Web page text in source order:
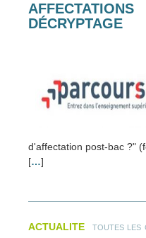
DÉCRYPTAGE
d'affectation post-bac ?"
[…]
ACTUALITE TOUTES LES